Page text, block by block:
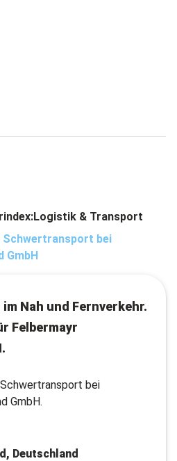
& Transport
Schwertransport bei
GmbH
Nah und Fernverkehr.
Felbermayr
bei
GmbH.
Deutschland